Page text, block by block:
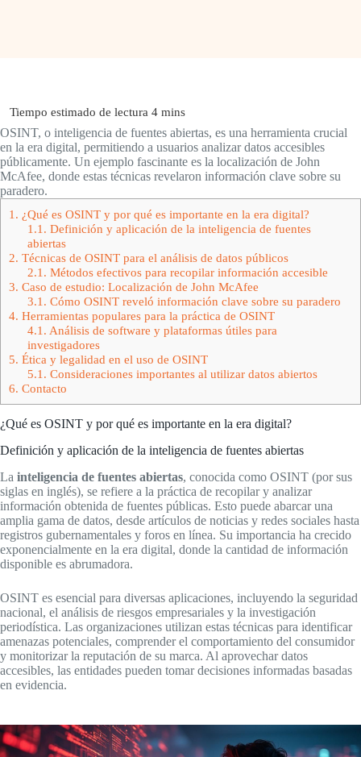
OSINT, o inteligencia de fuentes abiertas, es una herramienta crucial
en la era digital, permitiendo a usuarios analizar datos accesibles
públicamente. Un ejemplo fascinante es la localización de John
McAfee, donde estas técnicas revelaron información clave sobre su
paradero.
1. ¿Qué es OSINT y por qué es importante en la era digital?
1.1. Definición y aplicación de la inteligencia de fuentes
abiertas
2. Técnicas de OSINT para el análisis de datos públicos
2.1. Métodos efectivos para recopilar información accesible
3. Caso de estudio: Localización de John McAfee
3.1. Cómo OSINT reveló información clave sobre su paradero
4. Herramientas populares para la práctica de OSINT
4.1. Análisis de software y plataformas útiles para
investigadores
5. Ética y legalidad en el uso de OSINT
5.1. Consideraciones importantes al utilizar datos abiertos
6. Contacto
¿Qué es OSINT y por qué es importante en la era digital?
Definición y aplicación de la inteligencia de fuentes abiertas
La inteligencia de fuentes abiertas, conocida como OSINT (por sus
siglas en inglés), se refiere a la práctica de recopilar y analizar
información obtenida de fuentes públicas. Esto puede abarcar una
amplia gama de datos, desde artículos de noticias y redes sociales hasta
registros gubernamentales y foros en línea. Su importancia ha crecido
exponencialmente en la era digital, donde la cantidad de información
disponible es abrumadora.
OSINT es esencial para diversas aplicaciones, incluyendo la seguridad
nacional, el análisis de riesgos empresariales y la investigación
periodística. Las organizaciones utilizan estas técnicas para identificar
amenazas potenciales, comprender el comportamiento del consumidor
y monitorizar la reputación de su marca. Al aprovechar datos
accesibles, las entidades pueden tomar decisiones informadas basadas
en evidencia.